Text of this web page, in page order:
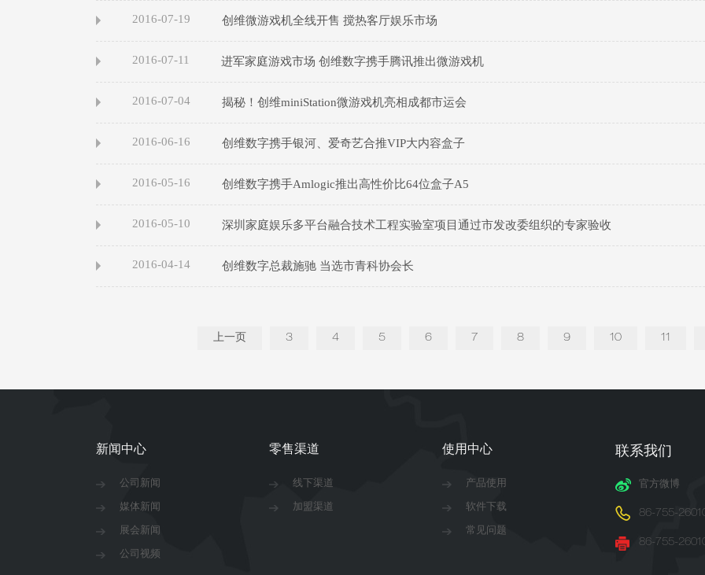
2016-07-19 创维微游戏机全线开售 搅热客厅娱乐市场
2016-07-11 进军家庭游戏市场 创维数字携手腾讯推出微游戏机
2016-07-04 揭秘！创维miniStation微游戏机亮相成都市运会
2016-06-16 创维数字携手银河、爱奇艺合推VIP大内容盒子
2016-05-16 创维数字携手Amlogic推出高性价比64位盒子A5
2016-05-10 深圳家庭娱乐多平台融合技术工程实验室项目通过市发改委组织的专家验收
2016-04-14 创维数字总裁施驰 当选市青科协会长
上一页 3 4 5 6 7 8 9 10 11
新闻中心
公司新闻
媒体新闻
展会新闻
公司视频
零售渠道
线下渠道
加盟渠道
使用中心
产品使用
软件下载
常见问题
联系我们
官方微博
86-755-
86-755-